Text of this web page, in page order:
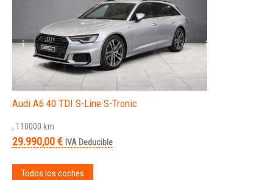
Audi A6 40 TDI S-Line S-Tronic
, 110000 km
29.990,00 € IVA Deducible
Todos los coches